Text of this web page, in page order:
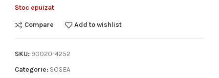
Stoc epuizat
Compare Add to wishlist
SKU: 90020-4252
Categorie: SOSEA